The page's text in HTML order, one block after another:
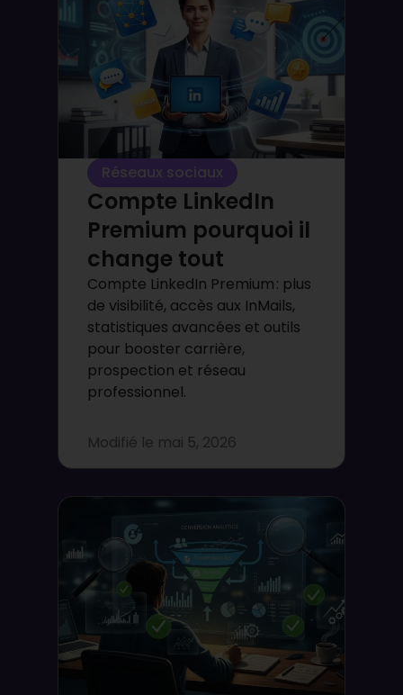
Réseaux sociaux
Compte LinkedIn
Premium pourquoi il
change tout
Compte LinkedIn Premium : plus
de visibilité, accès aux InMails,
statistiques avancées et outils
pour booster carrière,
prospection et réseau
professionnel.
Modifié le mai 5, 2026